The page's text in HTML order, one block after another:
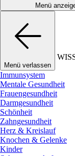
Menü
Menü verlassen
Immunsystem
Mentale Gesundheit
Frauengesundheit
Darmgesundheit
Schönheit
Zahngesundheit
Herz & Kreislauf
Knochen & Gelenke
Kinder